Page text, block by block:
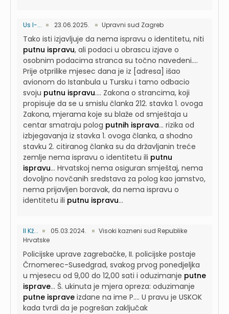
Us I-... 23.06.2025. Upravni sud Zagreb
Tako isti izjavljuje da nema ispravu o identitetu, niti
putnu ispravu, ali podaci u obrascu izjave o
osobnim podacima stranca su točno navedeni....
Prije otprilike mjesec dana je iz [adresa] išao
avionom do Istanbula u Tursku i tamo odbacio
svoju putnu ispravu.... Zakona o strancima, koji
propisuje da se u smislu članka 212. stavka 1. ovoga
Zakona, mjerama koje su blaže od smještaja u
centar smatraju polog putnih isprava... rizika od
izbjegavanja iz stavka 1. ovoga članka, a shodno
stavku 2. citiranog članka su da državljanin treće
zemlje nema ispravu o identitetu ili putnu
ispravu... Hrvatskoj nema osiguran smještaj, nema
dovoljno novčanih sredstava za polog kao jamstvo,
nema prijavljen boravak, da nema ispravu o
identitetu ili putnu ispravu...
II Kž... 05.03.2024.
Visoki kazneni sud Republike
Hrvatske
Policijske uprave zagrebačke, II. policijske postaje
Črnomerec-Susedgrad, svakog prvog ponedjeljka
u mjesecu od 9,00 do 12,00 sati i oduzimanje putne
isprave... Š. ukinuta je mjera opreza: oduzimanje
putne isprave izdane na ime P.... U pravu je USKOK
kada tvrdi da je pogrešan zaključak